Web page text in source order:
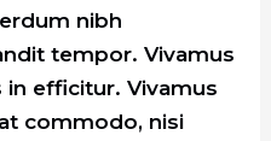
nibh
tempor. Vivamus
efficitur. Vivamus
commodo, nisi